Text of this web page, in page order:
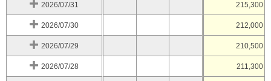
2026/07/31 215,300
2026/07/30 212,000
2026/07/29 210,500
2026/07/28 211,300